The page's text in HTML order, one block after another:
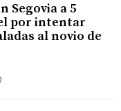
Segovia a 5
por intentar
al novio de